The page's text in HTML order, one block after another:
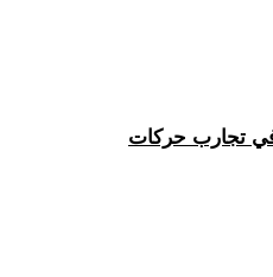
في تجارب حركات